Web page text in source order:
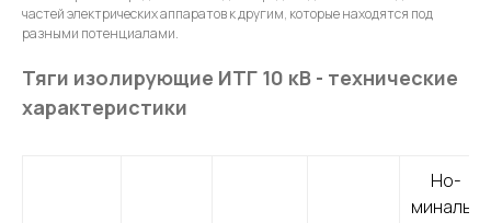
частей электрических аппаратов к другим, которые находятся под
разными потенциалами.
Тяги изолирующие ИТГ 10 кВ - технические
характеристики
Но­
миналь­